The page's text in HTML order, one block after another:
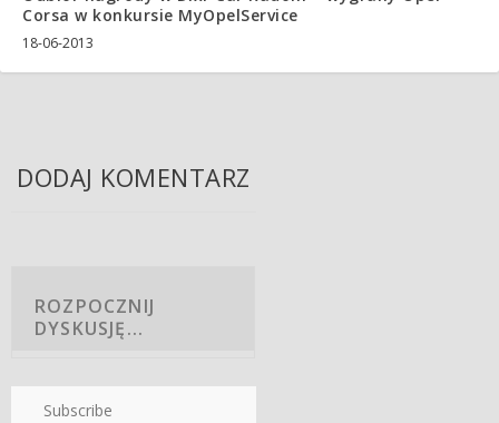
Corsa w konkursie MyOpelService
18-06-2013
DODAJ KOMENTARZ
Subscribe